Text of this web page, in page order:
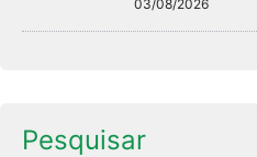
03/08/2026
Pesquisar